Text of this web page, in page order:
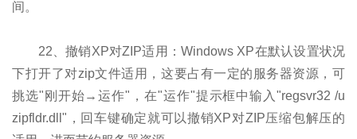
间。
22、撤销XP对ZIP适用：Windows XP在默认设置状况
下打开了对zip文件适用，这要占有一定的服务器资源，可
挑选"刚开始→运作"，在"运作"提示框中输入"regsvr32 /u
zipfldr.dll"，回车键确定就可以撤销XP对ZIP压缩包解压的